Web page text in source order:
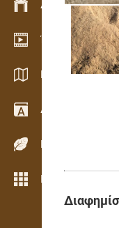
Διαχείριση
Έκθεση βίντεο
Κατάλογοι /
Λεξικό
Είδη ξύλου
Περισσότερες